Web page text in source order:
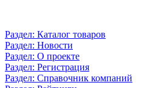
Раздел: Каталог товаров
Раздел: Новости
Раздел: О проекте
Раздел: Регистрация
Раздел: Справочник компаний